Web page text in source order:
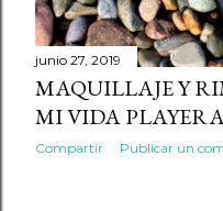
s
junio 27, 2019
MAQUILLAJE Y
MI VIDA
Compartir Publicar un